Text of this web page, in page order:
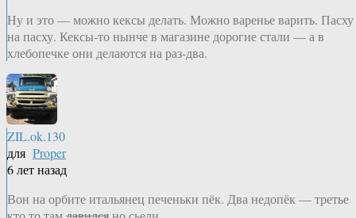
Ну и это — можно кексы делать. Можно варенье варить. Пасху
на пасху. Кексы-то нынче в магазине дорогие стали — а в
хлебопечке они делаются на раз-два.
ZIL.ok.130
для Proper
6 лет назад
Вон на орбите итальянец печеньки пёк. Два недопёк — третье